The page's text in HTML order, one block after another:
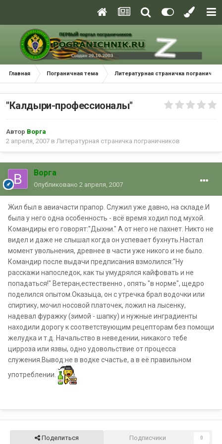
Главная Пограничная тема Литературная страничка
"Калдыри-профессионалы"
Автор Ворга
2 апреля, 2007 в Литературная страничка пограничников
Ворга
Опубликовано 2 апреля, 2007
Жил был в авиачасти прапор. Служил уже давно, на складе.И
была у него одна особенность - всё время ходил под мухой.
Командиры его говорят:"Дыхни." А от него не пахнет. Никто не
видел и даже не слышал когда он успевает бухнуть.Настал
момент увольнения, древнее в части уже никого и не было.
Командир после выдачи предписания взмолился:"Ну
расскажи напоследок, как ты умудрялся кайфовать и не
попадаться!" Ветеран,естественно , опять "в норме", щедро
поделился опытом.Оказыца, он с утречка брал водочки или
спиртику, мочил носовой платочек, ложил на лысенку,
надевал фуражку (зимой - шапку) и нужные инградиенты
находили дорогу к соответствующим рецепторам без помощи
желудка и т.д. Начальство в неведении, никакого тебе
цирроза или язвы, одно удовольствие от процесса
служения.Вывод:не в водке счастье, а в её правильном
употреблении.
Поделиться Подписчики 0